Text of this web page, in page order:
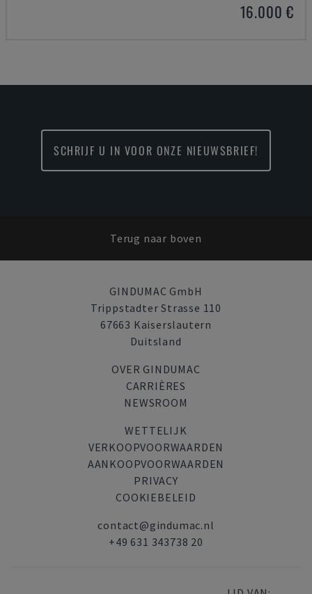
16.000 €
SCHRIJF U IN VOOR ONZE NIEUWSBRIEF!
Terug naar boven
GINDUMAC GmbH
Trippstadter Strasse 110
67663 Kaiserslautern
Duitsland
OVER GINDUMAC
CARRIÈRES
NEWSROOM
WETTELIJK
VERKOOPVOORWAARDEN
AANKOOPVOORWAARDEN
PRIVACY
COOKIEBELEID
contact@gindumac.nl
+49 631 343738 20